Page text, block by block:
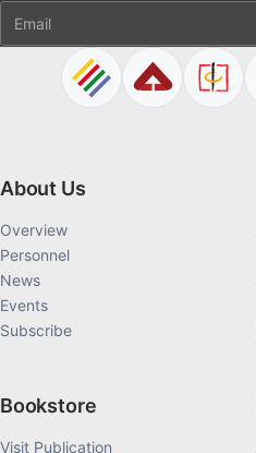
Email
About Us
Overview
Personnel
News
Events
Subscribe
Bookstore
Visit Publication